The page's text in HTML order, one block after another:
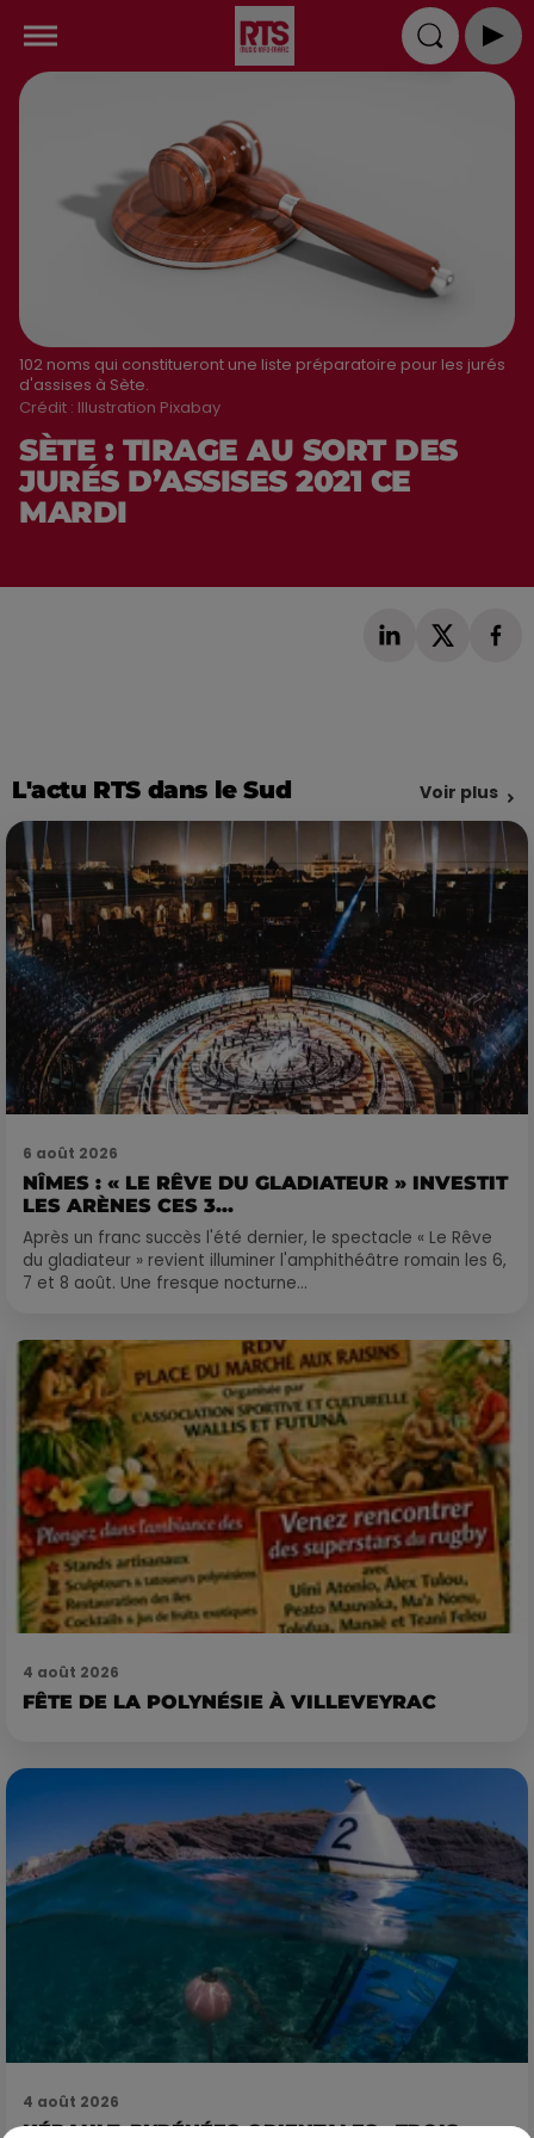
102 noms qui constitueront une liste préparatoire pour les jurés
d'assises à Sète.
Crédit : Illustration Pixabay
SÈTE : TIRAGE AU SORT DES
JURÉS D’ASSISES 2021 CE
MARDI
L'actu RTS dans le Sud Voir plus
6 août 2026
NÎMES : « LE RÊVE DU GLADIATEUR » INVESTIT
LES ARÈNES CES 3...
Après un franc succès l'été dernier, le spectacle « Le Rêve
du gladiateur » revient illuminer l'amphithéâtre romain les 6,
7 et 8 août. Une fresque nocturne...
4 août 2026
FÊTE DE LA POLYNÉSIE À VILLEVEYRAC
4 août 2026
HÉRAULT, PYRÉNÉES-ORIENTALES : TROIS